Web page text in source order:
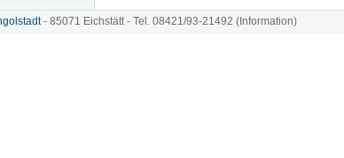
- 85071 Eichstätt - Tel. 08421/93-21492 (Information)